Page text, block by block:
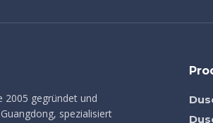
2005 gegründet und
spezialisiert